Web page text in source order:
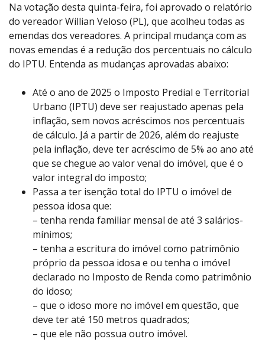
Na votação desta quinta-feira, foi aprovado o relatório
do vereador Willian Veloso (PL), que acolheu todas as
emendas dos vereadores. A principal mudança com as
novas emendas é a redução dos percentuais no cálculo
do IPTU. Entenda as mudanças aprovadas abaixo:
Até o ano de 2025 o Imposto Predial e Territorial
Urbano (IPTU) deve ser reajustado apenas pela
inflação, sem novos acréscimos nos percentuais
de cálculo. Já a partir de 2026, além do reajuste
pela inflação, deve ter acréscimo de 5% ao ano até
que se chegue ao valor venal do imóvel, que é o
valor integral do imposto;
Passa a ter isenção total do IPTU o imóvel de
pessoa idosa que:
– tenha renda familiar mensal de até 3 salários-
mínimos;
– tenha a escritura do imóvel como patrimônio
próprio da pessoa idosa e ou tenha o imóvel
declarado no Imposto de Renda como patrimônio
do idoso;
– que o idoso more no imóvel em questão, que
deve ter até 150 metros quadrados;
– que ele não possua outro imóvel.